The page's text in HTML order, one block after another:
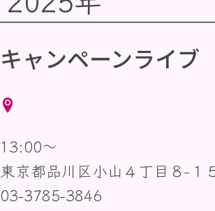
キャンペーンライ
13:00〜
東京都品川区小山４丁目８−１
03-3785-3846